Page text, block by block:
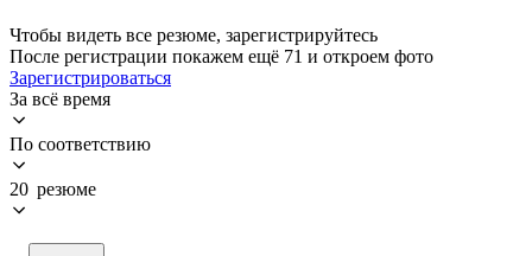
Чтобы видеть все резюме, зарегистрируйтесь
После регистрации покажем ещё 71 и откроем фото
Зарегистрироваться
За всё время
По соответствию
20 резюме